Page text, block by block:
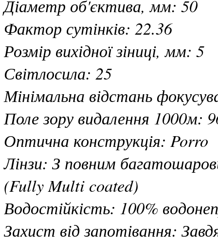
Діаметр об'єктива, мм: 50
Фактор сутінків: 22.36
Розмір вихідної зіниці, мм: 5
Світлосила: 25
Мінімальна відстань
Поле зору видалення 1000м:
Оптична конструкція: Porro
Лінзи: З повним
(Fully Multi coated)
Водостійкість: 100%
Захист від запотівання: